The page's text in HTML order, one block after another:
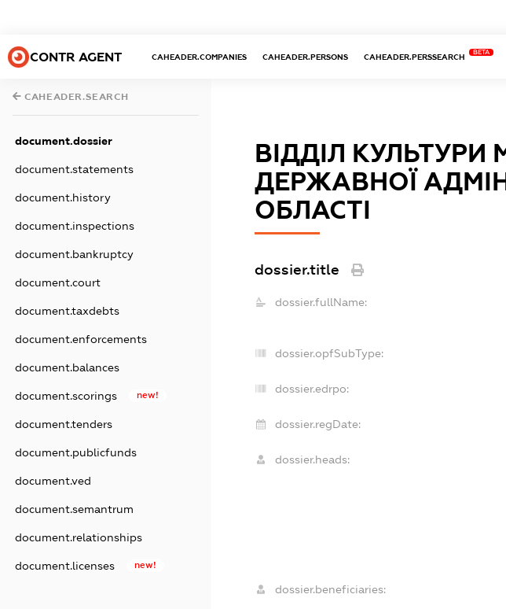
CONTR AGENT CAHEADER.COMPANIES CAHEADER.PERSONS CAHEADER.PERSSEARCH
BETA
CAHEADER.SEARCH
document.dossier
document.statements
document.history
document.inspections
document.bankruptcy
document.court
document.taxdebts
document.enforcements
document.balances
document.scorings new!
document.tenders
document.publicfunds
document.ved
document.semantrum
document.relationships
document.licenses new!
ВІДДІЛ
ДЕРЖАВНОЇ
ОБЛАСТІ
dossier.title
dossier.fullName:
dossier.opfSubType:
dossier.edrpo:
dossier.regDate:
dossier.heads:
dossier.beneficiaries: